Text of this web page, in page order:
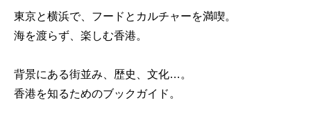
東京と横浜で、フードとカルチャーを満喫。
海を渡らず、楽しむ香港。
背景にある街並み、歴史、文化…。
香港を知るためのブックガイド。